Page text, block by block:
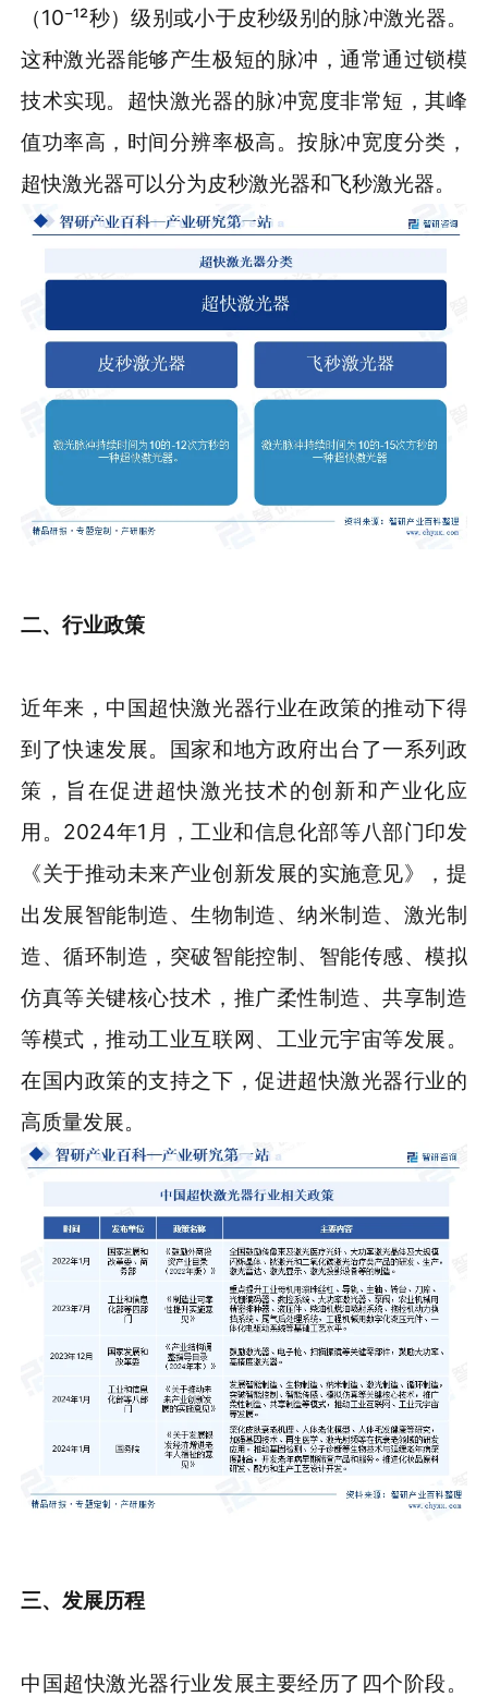
（10⁻¹²秒）级别或小于皮秒级别的脉冲激光器。
这种激光器能够产生极短的脉冲，通常通过锁模
技术实现。超快激光器的脉冲宽度非常短，其峰
值功率高，时间分辨率极高。按脉冲宽度分类，
超快激光器可以分为皮秒激光器和飞秒激光器。
二、行业政策
近年来，中国超快激光器行业在政策的推动下得
到了快速发展。国家和地方政府出台了一系列政
策，旨在促进超快激光技术的创新和产业化应
用。2024年1月，工业和信息化部等八部门印发
《关于推动未来产业创新发展的实施意见》，提
出发展智能制造、生物制造、纳米制造、激光制
造、循环制造，突破智能控制、智能传感、模拟
仿真等关键核心技术，推广柔性制造、共享制造
等模式，推动工业互联网、工业元宇宙等发展。
在国内政策的支持之下，促进超快激光器行业的
高质量发展。
三、发展历程
中国超快激光器行业发展主要经历了四个阶段。